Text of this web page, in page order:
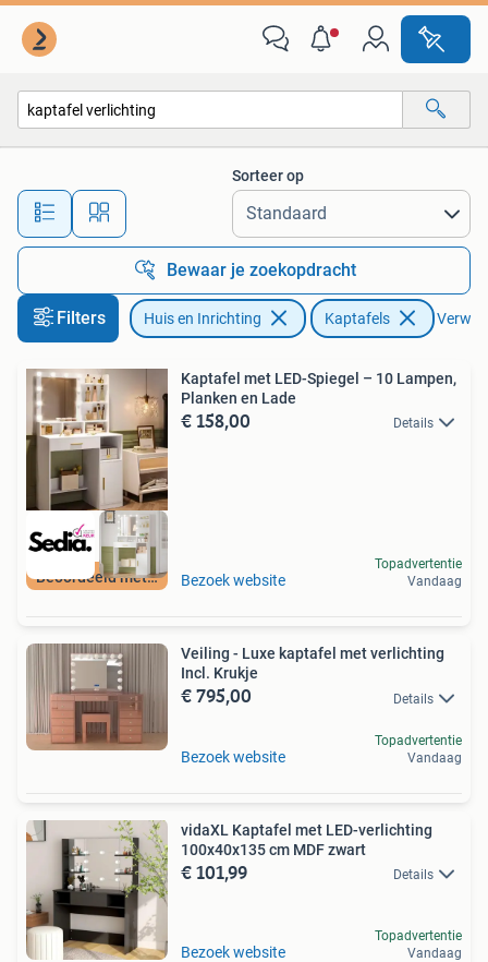
Alle afstanden…
Sorteer op
Bewaar je zoekopdracht
Filters Huis en Inrichting Kaptafels
Beoordeeld met 9+
Kaptafel met LED-Spiegel – 10 Lampen,
Planken en Lade
€ 158,00 Details
Bezoek website
Topadvertentie
Vandaag
Veiling - Luxe kaptafel met verlichting
Incl. Krukje
€ 795,00 Details
Bezoek website
Topadvertentie
Vandaag
vidaXL Kaptafel met LED-verlichting
100x40x135 cm MDF zwart
€ 101,99 Details
Bezoek website
Topadvertentie
Vandaag